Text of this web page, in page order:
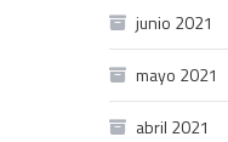
junio 2021
mayo 2021
abril 2021